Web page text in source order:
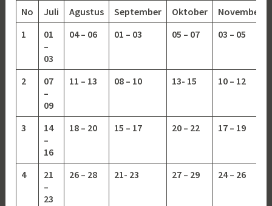
No Juli Agustus September Oktober
November
1
01
–
03
04 – 06 01 – 03 05 – 07 03 – 05
2
07
–
09
11 – 13 08 – 10 13- 15 10 – 12
3
14
–
16
18 – 20 15 – 17 20 – 22 17 – 19
4
21
–
23
26 – 28 21- 23 27 – 29 24 – 26